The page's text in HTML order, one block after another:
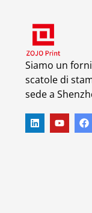
Siamo un
scatole di
sede a